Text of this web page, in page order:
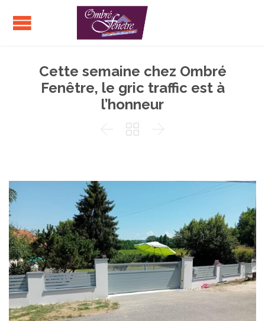
Cette semaine chez Ombré
Fenêtre, le gric traffic est à
l’honneur
  